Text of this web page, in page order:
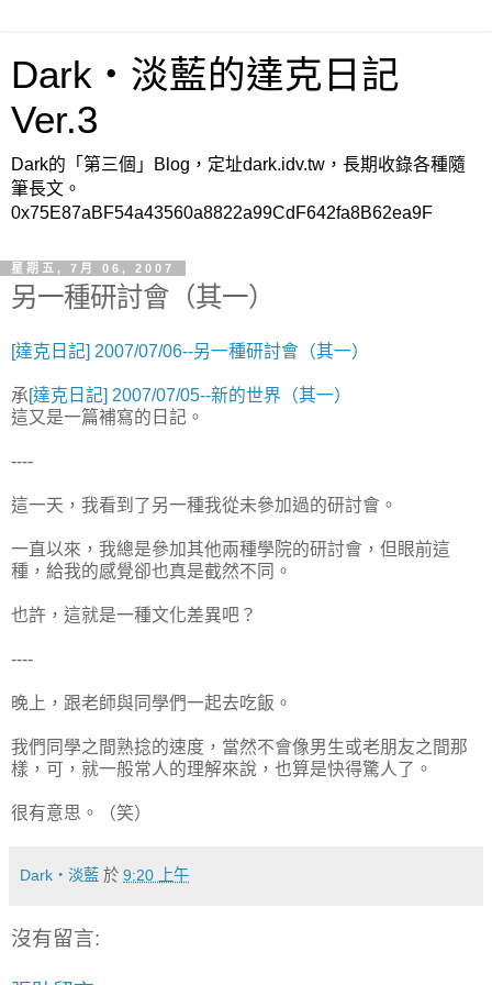
Dark‧淡藍的達克日記
Ver.3
Dark的「第三個」Blog，定址dark.idv.tw，長期收錄各種隨
筆長文。
0x75E87aBF54a43560a8822a99CdF642fa8B62ea9F
星期五, 7月 06, 2007
另一種研討會（其一）
[達克日記] 2007/07/06--另一種研討會（其一）
承[達克日記] 2007/07/05--新的世界（其一）
這又是一篇補寫的日記。
----
這一天，我看到了另一種我從未參加過的研討會。
一直以來，我總是參加其他兩種學院的研討會，但眼前這
種，給我的感覺卻也真是截然不同。
也許，這就是一種文化差異吧？
----
晚上，跟老師與同學們一起去吃飯。
我們同學之間熟捻的速度，當然不會像男生或老朋友之間那
樣，可，就一般常人的理解來說，也算是快得驚人了。
很有意思。（笑）
Dark‧淡藍 於 9:20 上午
沒有留言: